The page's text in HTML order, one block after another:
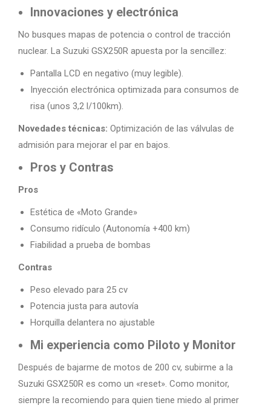
Innovaciones y electrónica
No busques mapas de potencia o control de tracción
nuclear. La Suzuki GSX250R apuesta por la sencillez:
Pantalla LCD en negativo (muy legible).
Inyección electrónica optimizada para consumos de
risa (unos 3,2 l/100km).
Novedades técnicas: Optimización de las válvulas de
admisión para mejorar el par en bajos.
Pros y Contras
Pros
Estética de «Moto Grande»
Consumo ridículo (Autonomía +400 km)
Fiabilidad a prueba de bombas
Contras
Peso elevado para 25 cv
Potencia justa para autovía
Horquilla delantera no ajustable
Mi experiencia como Piloto y Monitor
Después de bajarme de motos de 200 cv, subirme a la
Suzuki GSX250R es como un «reset». Como monitor,
siempre la recomiendo para quien tiene miedo al primer